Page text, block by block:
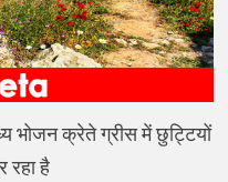
क्रेते ग्रीस में छुट्टियों
रहा है